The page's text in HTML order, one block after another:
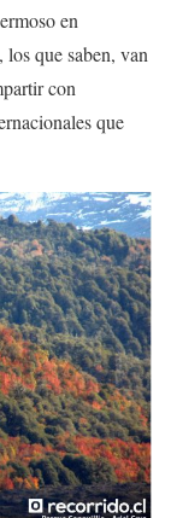
en
que saben, van
con
que